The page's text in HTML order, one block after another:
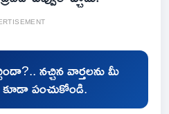
నచ్చిన వార్తలను మీ
పంచుకోండి.